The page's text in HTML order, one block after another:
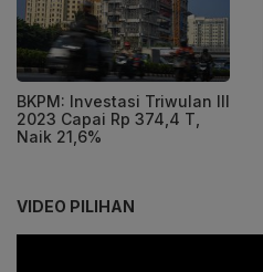
BKPM: Investasi Triwulan III
2023 Capai Rp 374,4 T,
Naik 21,6%
VIDEO PILIHAN